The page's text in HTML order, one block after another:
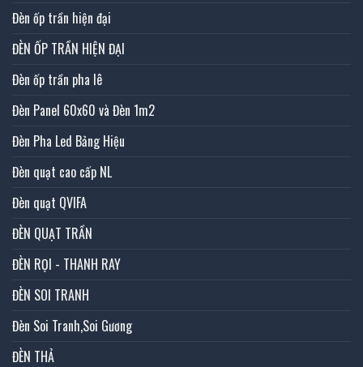
Đèn ốp trần hiện đại
ĐÈN ỐP TRẦN HIỆN ĐẠI
Đèn ốp trần pha lê
Đèn Panel 60x60 và Đèn 1m2
Đèn Pha Led Bảng Hiệu
Đèn quạt cao cấp NL
Đèn quạt QVIFA
ĐÈN QUẠT TRẦN
ĐÈN RỌI - THANH RAY
ĐÈN SOI TRANH
Đèn Soi Tranh,Soi Gương
ĐÈN THẢ